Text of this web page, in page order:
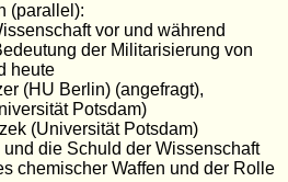
(parallel):
vor und während
der Militarisierung von
heute
(HU Berlin) (angefragt),
Potsdam)
(Universität Potsdam)
die Schuld der Wissenschaft
chemischer Waffen und der Rolle